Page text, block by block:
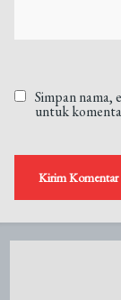
Simpan nama,
untuk